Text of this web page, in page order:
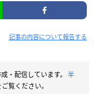
記事の内容について報告する
・配信しています。 半
覧ください。